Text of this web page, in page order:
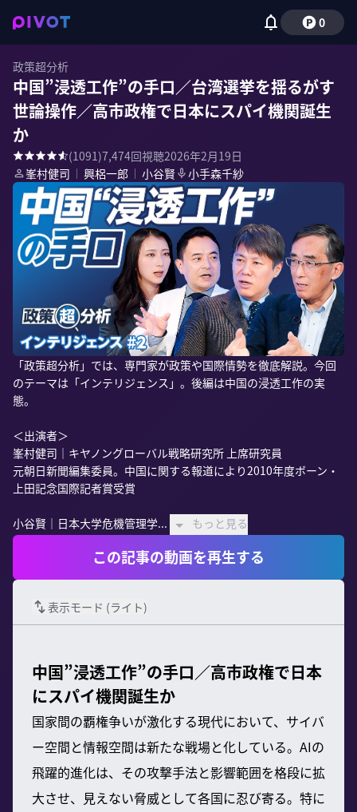
0
政策超分析
中国”浸透工作”の手口／台湾選挙を揺るがす
世論操作／高市政権で日本にスパイ機関誕生
か
(1091)7,474回視聴2026年2月19日
峯村健司 ｜ 興梠一郎 ｜ 小谷賢 小手森千紗
「政策超分析」では、専門家が政策や国際情勢を徹底解説。今回
のテーマは「インテリジェンス」。後編は中国の浸透工作の実
態。
＜出演者＞
峯村健司｜キヤノングローバル戦略研究所 上席研究員
元朝日新聞編集委員。中国に関する報道により2010年度ボーン・
上田記念国際記者賞受賞
小谷賢｜日本大学危機管理学... もっと見る
この記事の動画を再生する
表示モード (ライト)
中国”浸透工作”の手口／高市政権で日本
にスパイ機関誕生か
国家間の覇権争いが激化する現代において、サイバ
ー空間と情報空間は新たな戦場と化している。AIの
飛躍的進化は、その攻撃手法と影響範囲を格段に拡
大させ、見えない脅威として各国に忍び寄る。特に